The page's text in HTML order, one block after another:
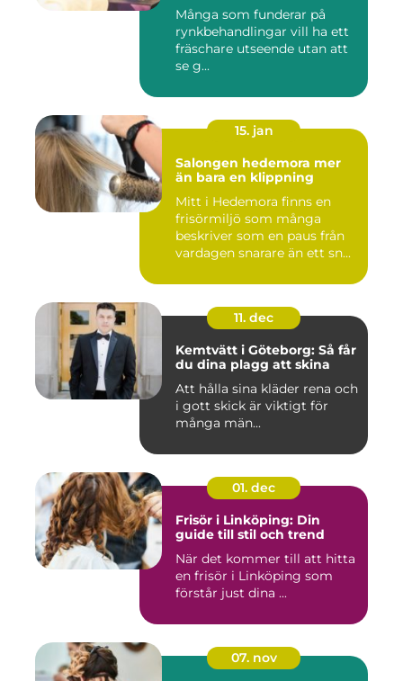
Många som funderar på
rynkbehandlingar vill ha ett
fräschare utseende utan att
se g...
15. jan
Salongen hedemora mer
än bara en klippning
Mitt i Hedemora finns en
frisörmiljö som många
beskriver som en paus från
vardagen snarare än ett sn...
11. dec
Kemtvätt i Göteborg: Så får
du dina plagg att skina
Att hålla sina kläder rena och
i gott skick är viktigt för
många män...
01. dec
Frisör i Linköping: Din
guide till stil och trend
När det kommer till att hitta
en frisör i Linköping som
förstår just dina ...
07. nov